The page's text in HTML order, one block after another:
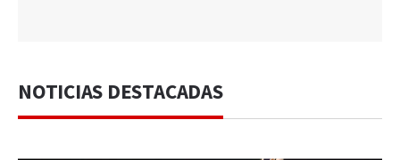
NOTICIAS DESTACADAS